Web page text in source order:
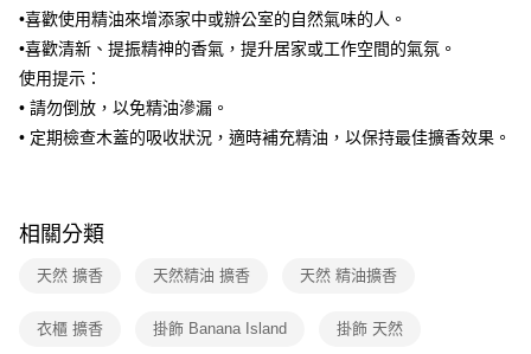
•喜歡使用精油來增添家中或辦公室的自然氣味的人。
•喜歡清新、提振精神的香氣，提升居家或工作空間的氣氛。
使用提示：
• 請勿倒放，以免精油滲漏。
• 定期檢查木蓋的吸收狀況，適時補充精油，以保持最佳擴香效果。
相關分類
天然 擴香 天然精油 擴香 天然 精油擴香
衣櫃 擴香 掛飾 Banana Island 掛飾 天然